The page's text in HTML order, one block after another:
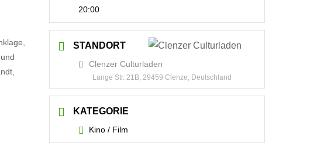
20:00
STANDORT
Clenzer Culturladen
Lange Str. 21B, 29459 Clenze, Deutschland
KATEGORIE
Kino / Film